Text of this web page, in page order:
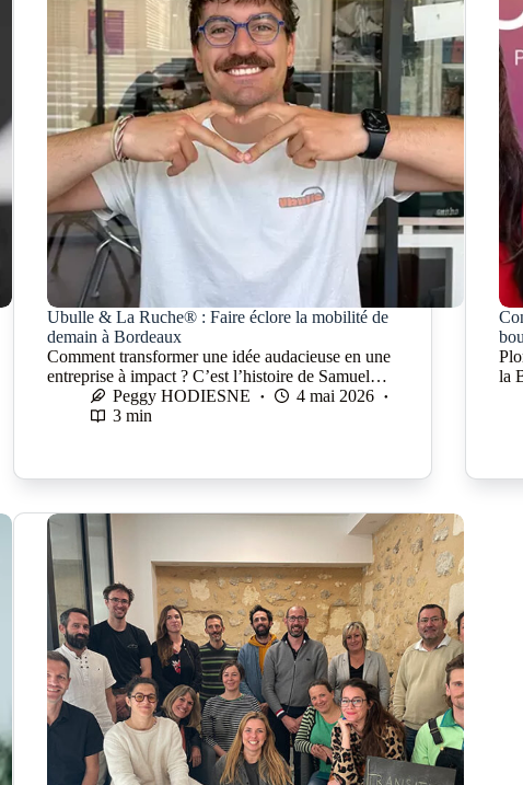
Ubulle & La Ruche® : Faire éclore la mobilité de
demain à Bordeaux
Comment transformer une idée audacieuse en une
entreprise à impact ? C’est l’histoire de Samuel…
Peggy HODIESNE
4 mai 2026
3 min
la